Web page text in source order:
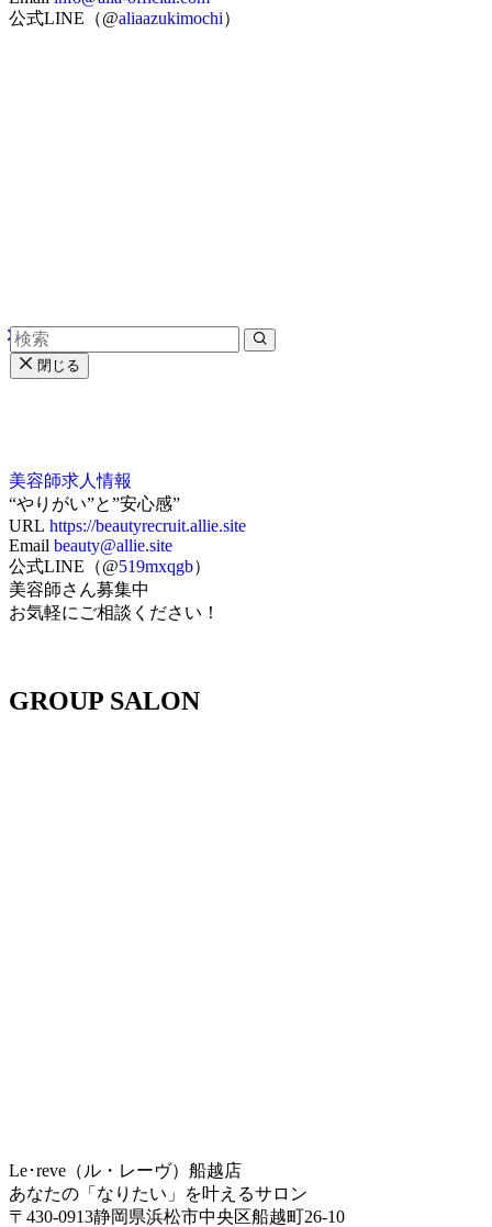
公式LINE（@aliaazukimochi）
美容師求人情報
“やりがい”と”安心感”
URL https://beautyrecruit.allie.site
Email beauty@allie.site
公式LINE（@519mxqgb）
美容師さん募集中
お気軽にご相談ください！
GROUP SALON
Le･reve（ル・レーヴ）船越店
あなたの「なりたい」を叶えるサロン
〒430-0913静岡県浜松市中央区船越町26-10
閉じる